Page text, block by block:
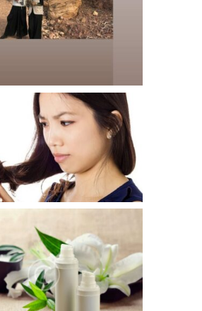
AUGUST 11, 2016
القشرة البيضاء لا تشكل خطرا صحيا
إذاً فمن أين تصل؟ الأطباء ليسوا على
النظريات تتطرق إلى فطريات في فروة
خطر...
AUGUST 11, 2016
طرق طبيعية لتبييض الوجه اليكِ سيدتي
الطبيعية لتبييض الوجه ومنها ما يلي:-
لتبييض الوجه يعتبر مسحوق الشوفان من
التي...